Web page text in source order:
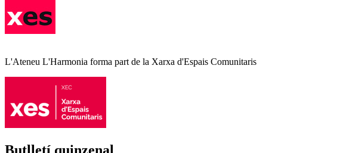
L'Ateneu L'Harmonia forma part de la Xarxa d'Espais Comunitaris
Butlletí quinzenal